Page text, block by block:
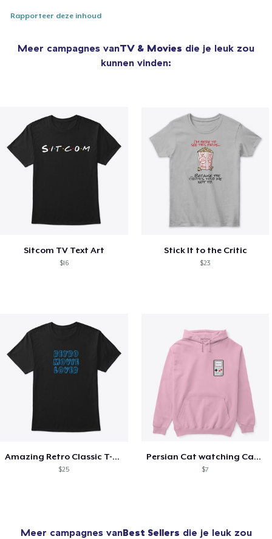
Rapporteer deze inhoud
Meer campagnes vanTV & Movies die je leuk zou
kunnen vinden:
Sitcom TV Text Art
$16
Stick It to the Critic
$23
Amazing Retro Classic T-Shirt
$25
Persian Cat watching Cats TV
$7
Meer campagnes vanBest Sellers die je leuk zou